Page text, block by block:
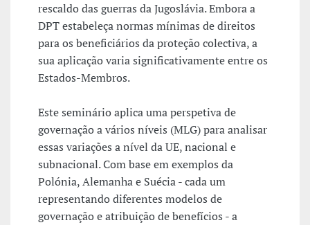
rescaldo das guerras da Jugoslávia. Embora a
DPT estabeleça normas mínimas de direitos
para os beneficiários da proteção colectiva, a
sua aplicação varia significativamente entre os
Estados-Membros.
Este seminário aplica uma perspetiva de
governação a vários níveis (MLG) para analisar
essas variações a nível da UE, nacional e
subnacional. Com base em exemplos da
Polónia, Alemanha e Suécia - cada um
representando diferentes modelos de
governação e atribuição de benefícios - a